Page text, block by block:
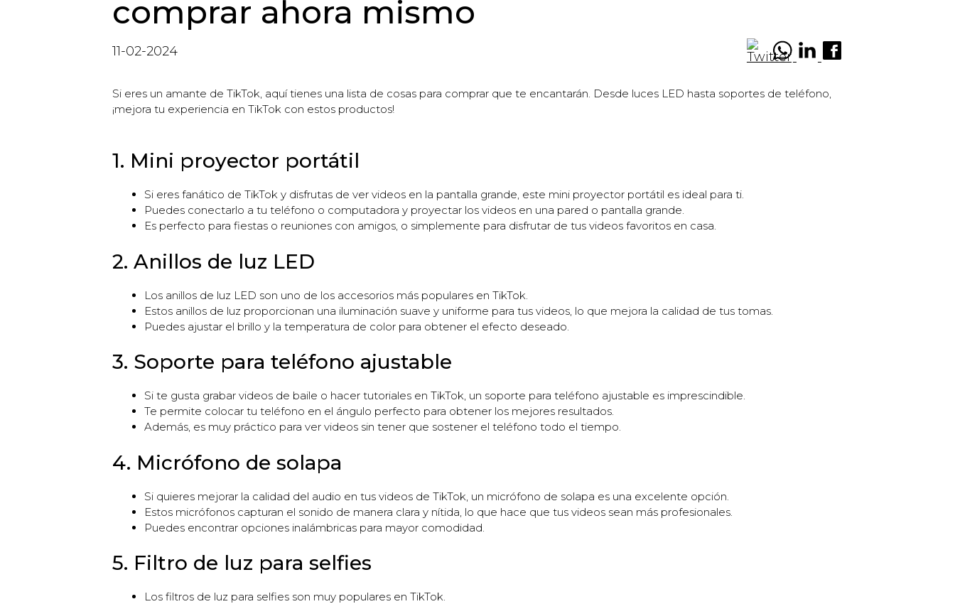
comprar ahora mismo
11-02-2024
Si eres un amante de TikTok, aquí tienes una lista de cosas para comprar que te encantarán. Desde luces LED hasta soportes de teléfono,
¡mejora tu experiencia en TikTok con estos productos!
1. Mini proyector portátil
Si eres fanático de TikTok y disfrutas de ver videos en la pantalla grande, este mini proyector portátil es ideal para ti.
Puedes conectarlo a tu teléfono o computadora y proyectar los videos en una pared o pantalla grande.
Es perfecto para fiestas o reuniones con amigos, o simplemente para disfrutar de tus videos favoritos en casa.
2. Anillos de luz LED
Los anillos de luz LED son uno de los accesorios más populares en TikTok.
Estos anillos de luz proporcionan una iluminación suave y uniforme para tus videos, lo que mejora la calidad de tus tomas.
Puedes ajustar el brillo y la temperatura de color para obtener el efecto deseado.
3. Soporte para teléfono ajustable
Si te gusta grabar videos de baile o hacer tutoriales en TikTok, un soporte para teléfono ajustable es imprescindible.
Te permite colocar tu teléfono en el ángulo perfecto para obtener los mejores resultados.
Además, es muy práctico para ver videos sin tener que sostener el teléfono todo el tiempo.
4. Micrófono de solapa
Si quieres mejorar la calidad del audio en tus videos de TikTok, un micrófono de solapa es una excelente opción.
Estos micrófonos capturan el sonido de manera clara y nítida, lo que hace que tus videos sean más profesionales.
Puedes encontrar opciones inalámbricas para mayor comodidad.
5. Filtro de luz para selfies
Los filtros de luz para selfies son muy populares en TikTok.